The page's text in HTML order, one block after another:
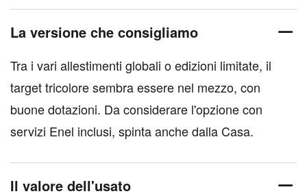
La versione che consigliamo
Tra i vari allestimenti globali o edizioni limitate, il
target tricolore sembra essere nel mezzo, con
buone dotazioni. Da considerare l'opzione con
servizi Enel inclusi, spinta anche dalla Casa.
Il valore dell'usato